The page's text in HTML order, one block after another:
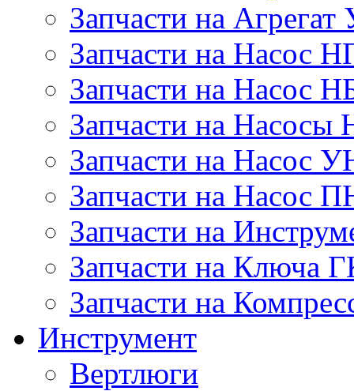
Запчасти на
Запчасти на Насос
Запчасти на Насос
Запчасти на
Запчасти на Насос
Запчасти на Насос
Запчасти на
Запчасти на Ключа
Запчасти на
Инструмент
Вертлюги